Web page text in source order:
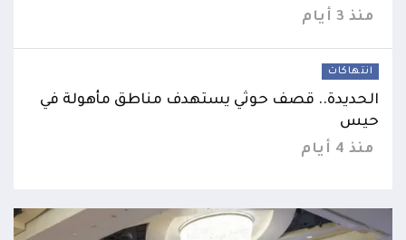
منذ 3 أيام
انتهاكات
الحديدة.. قصف حوثي يستهدف مناطق مأهولة في
حيس
منذ 4 أيام